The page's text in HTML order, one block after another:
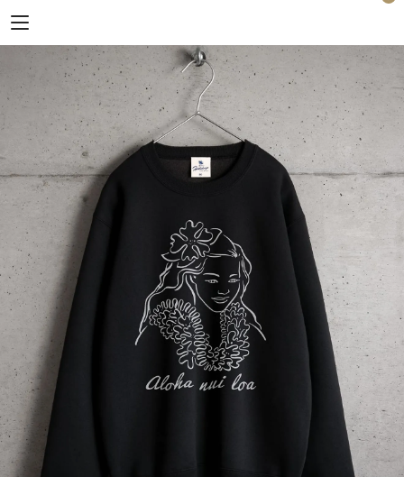
Horizon Blue